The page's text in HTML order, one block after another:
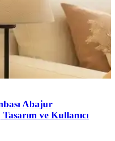
Abajur
ve Kullanıcı